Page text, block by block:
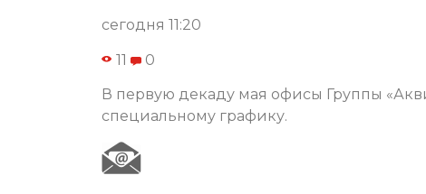
сегодня 11:20
11 0
В первую декаду мая офисы Группы
специальному графику.